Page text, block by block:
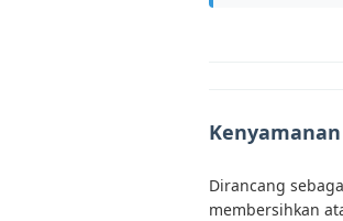
Dirancang
membersihkan